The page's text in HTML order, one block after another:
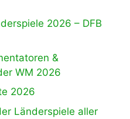
2026 – DFB
&
WM 2026
2026
Länderspiele aller